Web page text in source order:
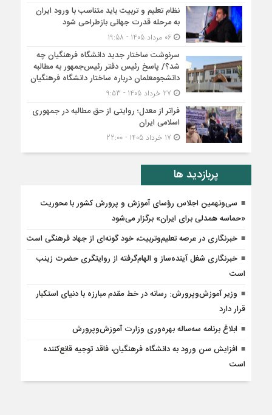
نظام تعلیم و تربیت باید متناسب با ورود ایران
به مرحله قدرت جهانی بازطراحی شود
06 مرداد 1405 - 19:58
سرنوشت ساختار جدید دانشگاه فرهنگیان چه
شد؟/ پاسخ رئیس دفتر رئیس‌جمهور به مطالبه
دانشجومعلمان درباره ساختار دانشگاه فرهنگیان
فراتر از معدل؛ روایتی از حق مطالبه در جمهوری
اسلامی ایران
پربازدید ها
سی‌ونهمین اجلاس رؤسای آموزش و پرورش کشور با محوریت
«حماسه همدلی برای ایران» برگزار می‌شود
خبرنگاری در عرصه تعلیم‌وتربیت، خود گونه‌ای از جهاد فرهنگی است
خبرنگاری شغل آینده‌ساز و الهام‌گرفته از روایتگری حضرت زینب
است
وزیر آموزش‌وپرورش: رسانه در خط مقدم مبارزه با دنیای استکبار
قرار دارد
ابلاغ برنامه سه‌ساله بهره‌وری وزارت آموزش‌وپرورش
افزایش سن ورود به دانشگاه فرهنگیان، فاقد توجیه قانع‌کننده
است